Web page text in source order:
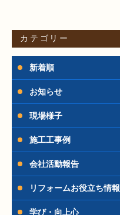
カテゴリー
新着順
お知らせ
現場様子
施工工事例
会社活動報告
リフォームお役立ち情報
学び・向上心